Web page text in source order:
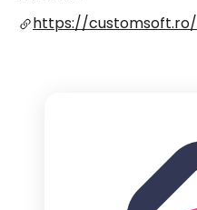
https://customsoft.ro/